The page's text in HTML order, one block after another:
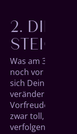
DIE
STEIGT
Was am 3D-Scan
noch vor der
sich Deine
verändern
Vorfreude
zwar toll, aber
verfolgen zu